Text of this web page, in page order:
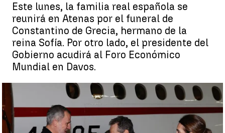
Este lunes, la familia real española se
reunirá en Atenas por el funeral de
Constantino de Grecia, hermano de la
reina Sofía. Por otro lado, el presidente del
Gobierno acudirá al Foro Económico
Mundial en Davos.
El viaje de los Reyes por el funeral de Constantino de Grecia
marca la agenda política de la semana |EFE